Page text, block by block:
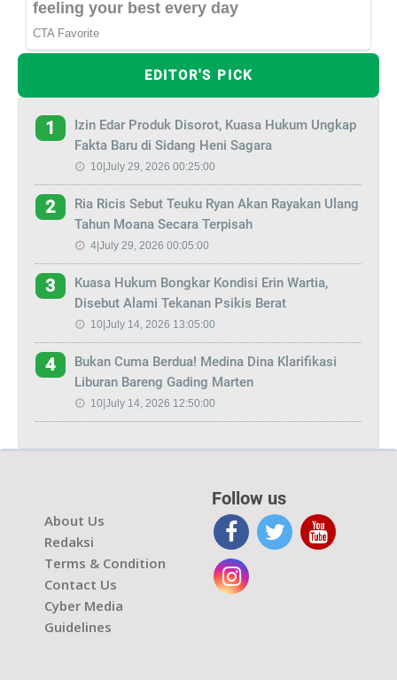
EDITOR'S PICK
1
Izin Edar Produk Disorot, Kuasa Hukum Ungkap
Fakta Baru di Sidang Heni Sagara
10|July 29, 2026 00:25:00
2
Ria Ricis Sebut Teuku Ryan Akan Rayakan Ulang
Tahun Moana Secara Terpisah
4|July 29, 2026 00:05:00
3
Kuasa Hukum Bongkar Kondisi Erin Wartia,
Disebut Alami Tekanan Psikis Berat
10|July 14, 2026 13:05:00
4
Bukan Cuma Berdua! Medina Dina Klarifikasi
Liburan Bareng Gading Marten
10|July 14, 2026 12:50:00
About Us
Redaksi
Terms & Condition
Contact Us
Cyber Media
Guidelines
Follow us